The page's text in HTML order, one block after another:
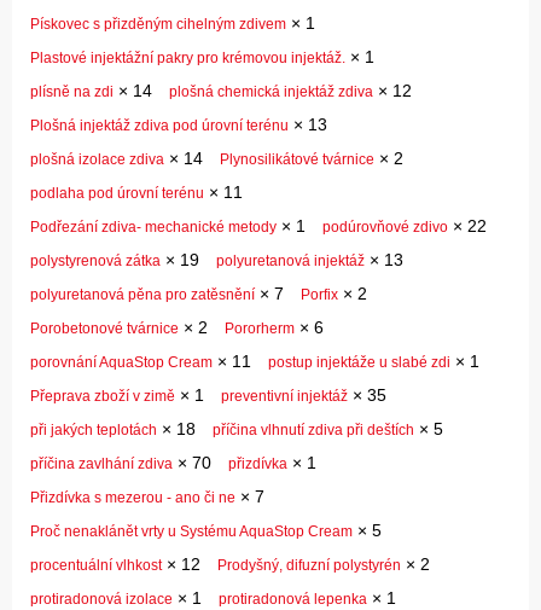
Pískovec s přizděným cihelným zdivem × 1
Plastové injektážní pakry pro krémovou injektáž. × 1
plísně na zdi × 14 plošná chemická injektáž zdiva × 12
Plošná injektáž zdiva pod úrovní terénu × 13
plošná izolace zdiva × 14 Plynosilikátové tvárnice × 2
podlaha pod úrovní terénu × 11
Podřezání zdiva- mechanické metody × 1 podúrovňové zdivo × 22
polystyrenová zátka × 19 polyuretanová injektáž × 13
polyuretanová pěna pro zatěsnění × 7 Porfix × 2
Porobetonové tvárnice × 2 Pororherm × 6
porovnání AquaStop Cream × 11 postup injektáže u slabé zdi × 1
Přeprava zboží v zimě × 1 preventivní injektáž × 35
při jakých teplotách × 18 příčina vlhnutí zdiva při deštích × 5
příčina zavlhání zdiva × 70 přizdívka × 1
Přizdívka s mezerou - ano či ne × 7
Proč nenaklánět vrty u Systému AquaStop Cream × 5
procentuální vlhkost× 12 Prodyšný, difuzní polystyrén × 2
protiradonová izolace × 1 protiradonová lepenka × 1